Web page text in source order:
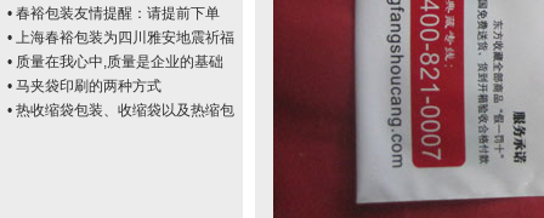
• 春裕包装友情提醒：请提前下单
• 上海春裕包装为四川雅安地震祈福
• 质量在我心中,质量是企业的基础
• 马夹袋印刷的两种方式
• 热收缩袋包装、收缩袋以及热缩包